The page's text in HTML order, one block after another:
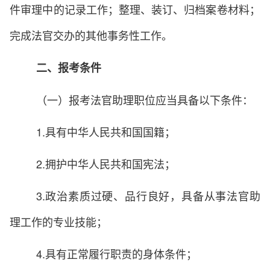
件审理中的记录工作；整理、装订、归档案卷材料；
完成法官交办的其他事务性工作。
二、报考条件
（一） 报考法官助理职位应当具备以下条件：
1.具有中华人民共和国国籍；
2.拥护中华人民共和国宪法；
3.政治素质过硬、品行良好，具备从事法官助
理工作的专业技能；
4.具有正常履行职责的身体条件；